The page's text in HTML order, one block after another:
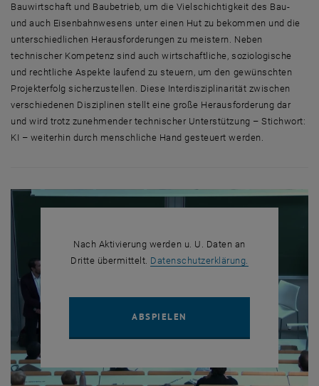
Bauwirtschaft und Baubetrieb, um die Vielschichtigkeit des Bau-
und auch Eisenbahnwesens unter einen Hut zu bekommen und die
unterschiedlichen Herausforderungen zu meistern. Neben
technischer Kompetenz sind auch wirtschaftliche, soziologische
und rechtliche Aspekte laufend zu steuern, um den gewünschten
Projekterfolg sicherzustellen. Diese Interdisziplinarität zwischen
verschiedenen Disziplinen stellt eine große Herausforderung dar
und wird trotz zunehmender technischer Unterstützung – Stichwort:
KI – weiterhin durch menschliche Hand gesteuert werden.
Nach Aktivierung werden u. U. Daten an
Dritte übermittelt. Datenschutzerklärung.
ABSPIELEN YOUTUBE VIDEO "DIE